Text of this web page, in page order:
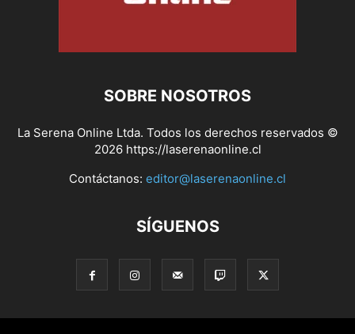
SOBRE NOSOTROS
La Serena Online Ltda. Todos los derechos reservados ©
2026 https://laserenaonline.cl
Contáctanos: editor@laserenaonline.cl
SÍGUENOS